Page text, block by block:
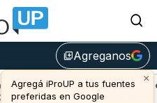
library_addAgreganos
×
Agregá iProUP a tus fuentes
preferidas en Google
Avalanche
u$s 6,54